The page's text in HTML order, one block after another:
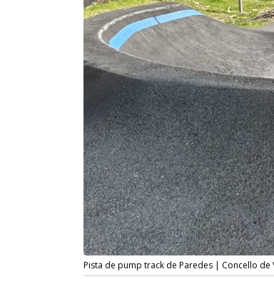
Pista de pump track de Paredes | Concello de